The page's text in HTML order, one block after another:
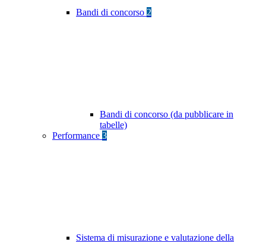
Bandi di concorso 2
Bandi di concorso (da pubblicare in
tabelle)
Performance 3
Sistema di misurazione e valutazione della